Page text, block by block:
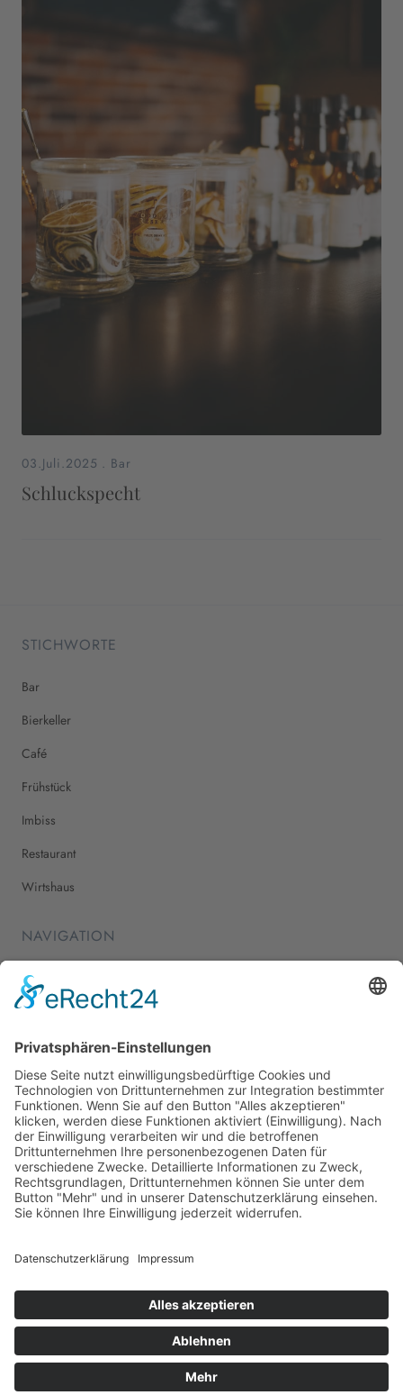
03.Juli.2025 . Bar
Schluckspecht
STICHWORTE
Bar
Bierkeller
Café
Frühstück
Imbiss
Restaurant
Wirtshaus
NAVIGATION
Home
Essen & Trinken
Shopping
Stadtleben
Veranstaltungen
Shop
Über Mich
Impressum
© 2026 Bamberg lieben